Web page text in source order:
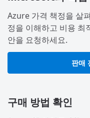
Azure 가격 책정을 살
정을 이해하고 비용 최
안을 요청하세요.
판매
구매 방법 확인